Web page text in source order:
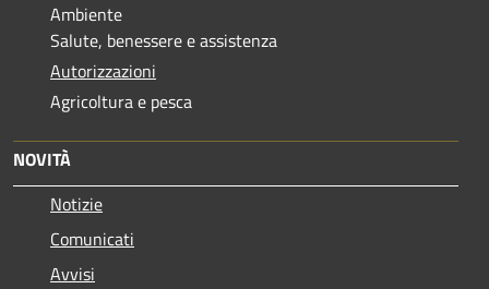
Ambiente
Salute, benessere e assistenza
Autorizzazioni
Agricoltura e pesca
NOVITÀ
Notizie
Comunicati
Avvisi